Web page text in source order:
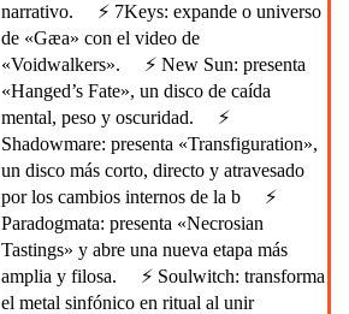
narrativo.
⚡ 7Keys: expande o universo
de «Gæa» con el video de
«Voidwalkers».
⚡ New Sun: presenta
«Hanged’s Fate», un disco de caída
mental, peso y oscuridad.
⚡
Shadowmare: presenta «Transfiguration»,
un disco más corto, directo y atravesado
por los cambios internos de la b
⚡
Paradogmata: presenta «Necrosian
Tastings» y abre una nueva etapa más
amplia y filosa.
⚡ Soulwitch: transforma
el metal sinfónico en ritual al unir